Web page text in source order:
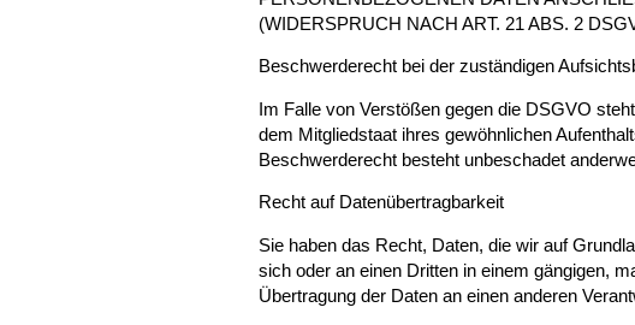
(WIDERSPRUCH NACH ART. 21 ABS. 2
Beschwerde­recht bei der zuständigen
Im Falle von Verstößen gegen die DSGVO
dem Mitgliedstaat ihres gewöhnlichen
Beschwerderecht besteht unbeschadet
Recht auf Daten­übertrag­barkeit
Sie haben das Recht, Daten, die wir auf
sich oder an einen Dritten in einem gängigen,
Übertragung der Daten an einen anderen